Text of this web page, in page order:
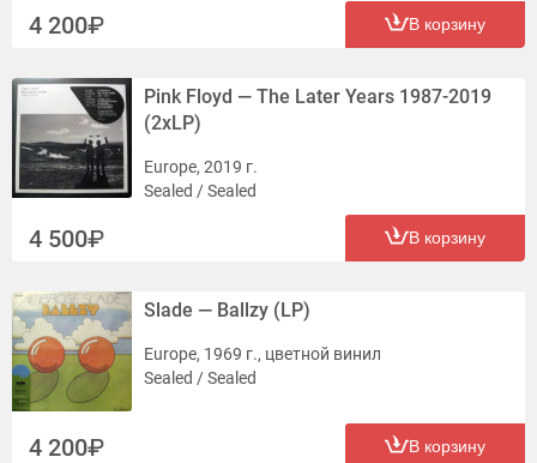
4 200 В корзину
Pink Floyd — The Later Years 1987-2019
(2xLP)
Europe, 2019 г.
Sealed / Sealed
4 500 В корзину
Slade — Ballzy (LP)
Europe, 1969 г., цветной винил
Sealed / Sealed
4 200 В корзину